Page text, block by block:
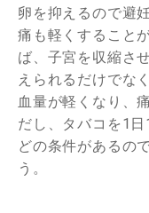
卵を抑えるので避
痛も軽くすること
ば、子宮を収縮さ
えられるだけでな
血量が軽くなり、
だし、タバコを1
どの条件があるの
う。